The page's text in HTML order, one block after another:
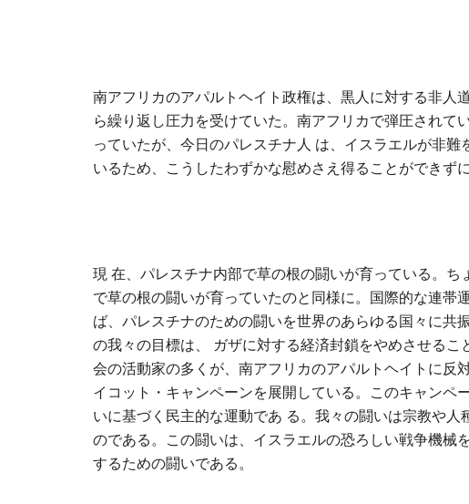
南アフリカのアパルトヘイト政権は、黒人に対する非人
ら繰り返し圧力を受けていた。南アフリカで弾圧されて
っていたが、今日のパレスチナ人 は、イスラエルが非
いるため、こうしたわずかな慰めさえ得ることができずに
現 在、パレスチナ内部で草の根の闘いが育っている。
で草の根の闘いが育っていたのと同様に。国際的な連帯
ば、パレスチナのための闘いを世界のあらゆる国々に共
の我々の目標は、 ガザに対する経済封鎖をやめさせる
会の活動家の多くが、南アフリカのアパルトヘイトに反
イコット・キャンペーンを展開している。このキャンペ
いに基づく民主的な運動であ る。我々の闘いは宗教や
のである。この闘いは、イスラエルの恐ろしい戦争機械
するための闘いである。